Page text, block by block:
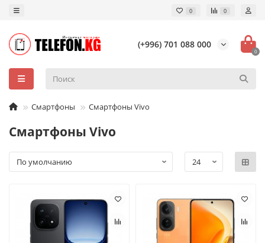
0 0
(+996) 701 088 000
0
Смартфоны Смартфоны Vivo
Смартфоны Vivo